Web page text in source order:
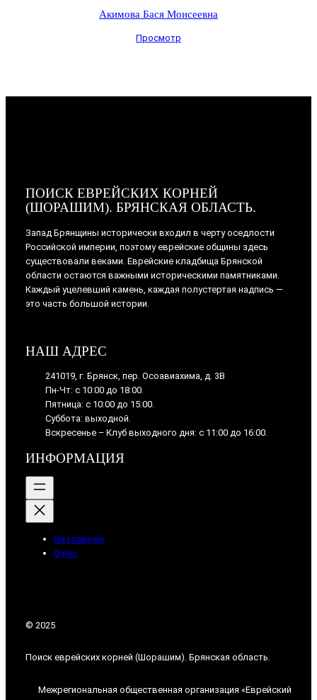
Акимова Бася Моисеевна
Просмотр
ПОИСК ЕВРЕЙСКИХ КОРНЕЙ
(ШОРАШИМ). БРЯНСКАЯ ОБЛАСТЬ.
Запад Брянщины исторически входил в черту оседлости
Российской империи, поэтому еврейские общины здесь
существовали веками. Еврейские кладбища Брянской
области остаются важными историческими памятниками.
Каждый уцелевший камень, каждая полустертая надпись —
это часть большой истории.
НАШ АДРЕС
241019, г. Брянск, пер. Осоавиахима, д. 3В
Пн-Чт: с 10:00 до 18:00.
Пятница: с 10:00 до 15:00.
Суббота: выходной.
Вскресенье – Клуб выходного дня: с 11:00 до 16:00.
ИНФОРМАЦИЯ
На главную
О нас
© 2025
Поиск еврейских корней (Шорашим). Брянская область.
Межрегиональная общественная организация «Еврейский